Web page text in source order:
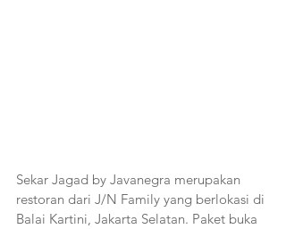
Sekar Jagad by Javanegra merupakan
restoran dari J/N Family yang berlokasi di
Balai Kartini, Jakarta Selatan. Paket buka